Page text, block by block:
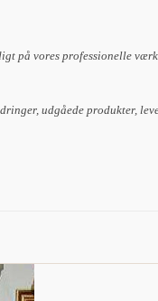
på vores professionelle
udgåede produkter,